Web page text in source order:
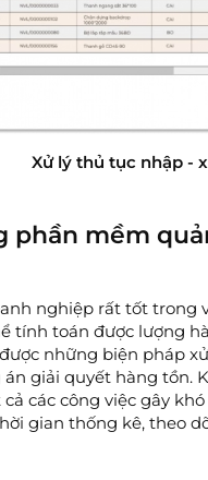
Xử lý thủ tục nhập -
phần mềm
nghiệp rất tốt trong
tính toán được lượng
những biện pháp
giải quyết hàng tồn.
các công việc gây
gian thống kê, theo